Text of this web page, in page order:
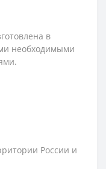
в
необходимыми
России и